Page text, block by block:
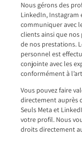
Nous gérons des
LinkedIn, Instagram
communiquer avec
clients ainsi que
de nos prestations.
personnel est
conjointe avec les
conformément à
Vous pouvez faire
directement auprès
Seuls Meta et
votre profil. Nous
droits directement